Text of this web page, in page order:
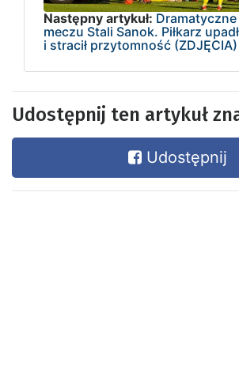
Następny artykuł:
meczu Stali Sanok. Piłkarz
i stracił przytomność (ZDJĘCIA)
Udostępnij ten artykuł
Udostępnij